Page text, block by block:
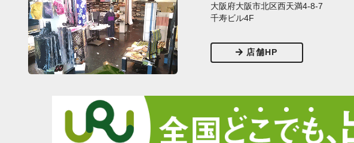
大阪府大阪市北区西天満4-8-7
千寿ビル4F
店舗HP